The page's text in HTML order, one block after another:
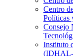
Centro
Políticas
Consejo
Instituto